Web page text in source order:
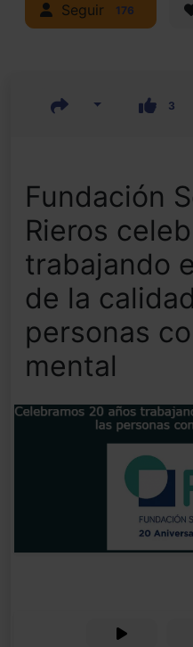
Seguir 176
3
Fundación
Rieros
trabajando
de la
personas
mental